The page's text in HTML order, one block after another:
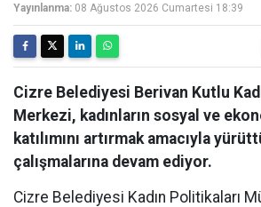
Yayınlanma: 08 Ağustos 2026 Cumartesi 18:39
Cizre Belediyesi Berivan Kutlu
Merkezi, kadınların sosyal ve
katılımını artırmak amacıyla
çalışmalarına devam ediyor.
Cizre Belediyesi Kadın Politikaları